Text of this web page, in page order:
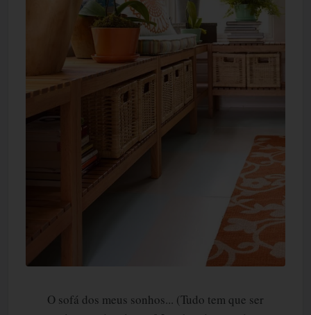
O sofá dos meus sonhos... (Tudo tem que ser